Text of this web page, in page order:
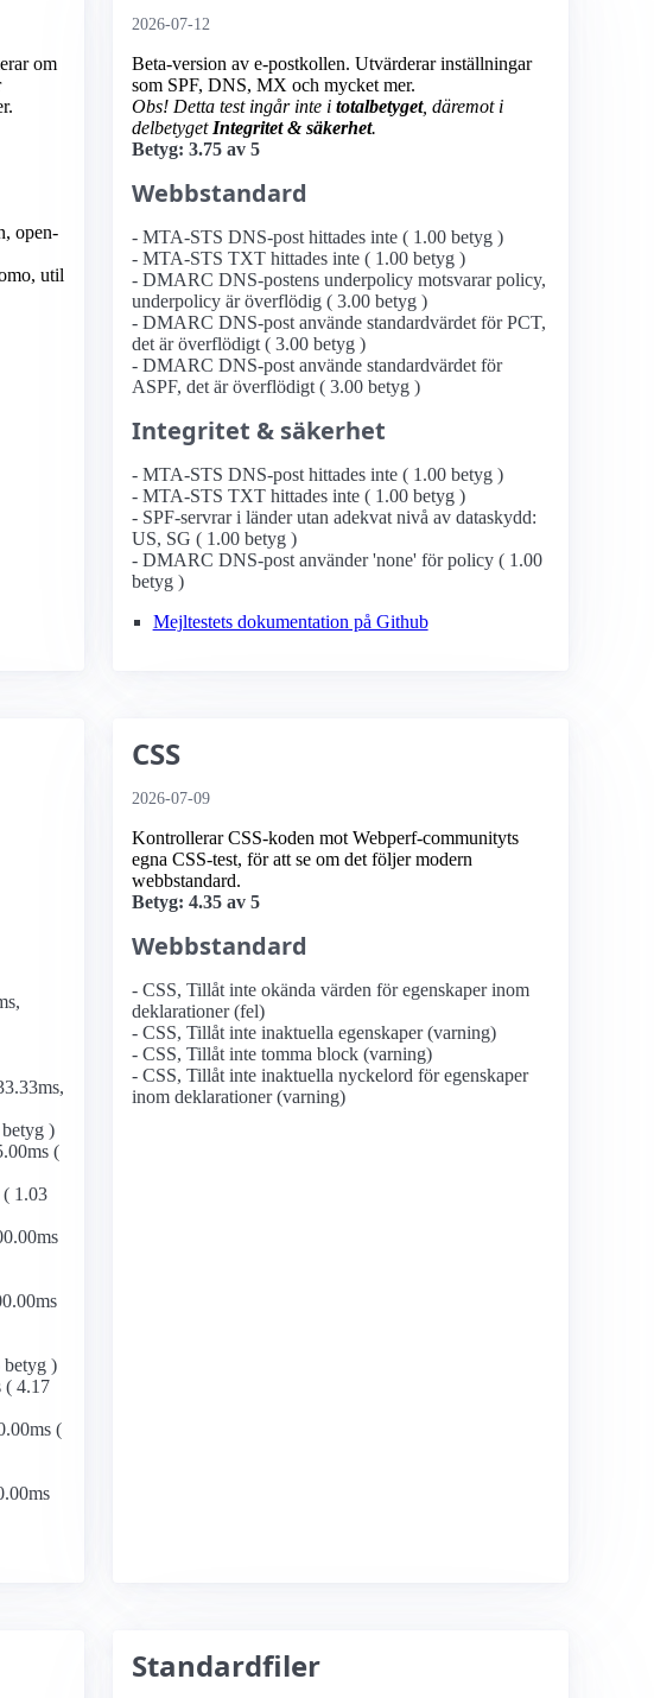
om
open-
util
2026-07-12
Beta-version av e-postkollen. Utvärderar inställningar
som SPF, DNS, MX och mycket mer.
Obs! Detta test ingår inte i totalbetyget, däremot i
delbetyget Integritet & säkerhet.
Betyg: 3.75 av 5
Webbstandard
- MTA-STS DNS-post hittades inte ( 1.00 betyg )
- MTA-STS TXT hittades inte ( 1.00 betyg )
- DMARC DNS-postens underpolicy motsvarar policy,
underpolicy är överflödig ( 3.00 betyg )
- DMARC DNS-post använde standardvärdet för PCT,
det är överflödigt ( 3.00 betyg )
- DMARC DNS-post använde standardvärdet för
ASPF, det är överflödigt ( 3.00 betyg )
Integritet & säkerhet
- MTA-STS DNS-post hittades inte ( 1.00 betyg )
- MTA-STS TXT hittades inte ( 1.00 betyg )
- SPF-servrar i länder utan adekvat nivå av dataskydd:
US, SG ( 1.00 betyg )
- DMARC DNS-post använder 'none' för policy ( 1.00
betyg )
Mejltestets dokumentation på Github
)
(
( 1.03
betyg )
( 4.17
(
CSS
2026-07-09
Kontrollerar CSS-koden mot Webperf-communityts
egna CSS-test, för att se om det följer modern
webbstandard.
Betyg: 4.35 av 5
Webbstandard
- CSS, Tillåt inte okända värden för egenskaper inom
deklarationer (fel)
- CSS, Tillåt inte inaktuella egenskaper (varning)
- CSS, Tillåt inte tomma block (varning)
- CSS, Tillåt inte inaktuella nyckelord för egenskaper
inom deklarationer (varning)
Standardfiler